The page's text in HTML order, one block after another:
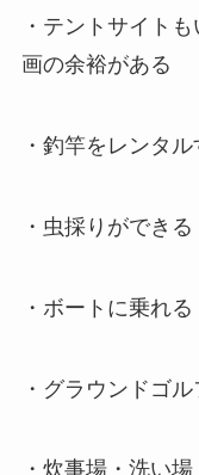
・テントサイト
画の余裕がある
・釣竿をレンタ
・虫採りができる
・ ボートに乗れる
・グラウンドゴ
・炊事場・洗い